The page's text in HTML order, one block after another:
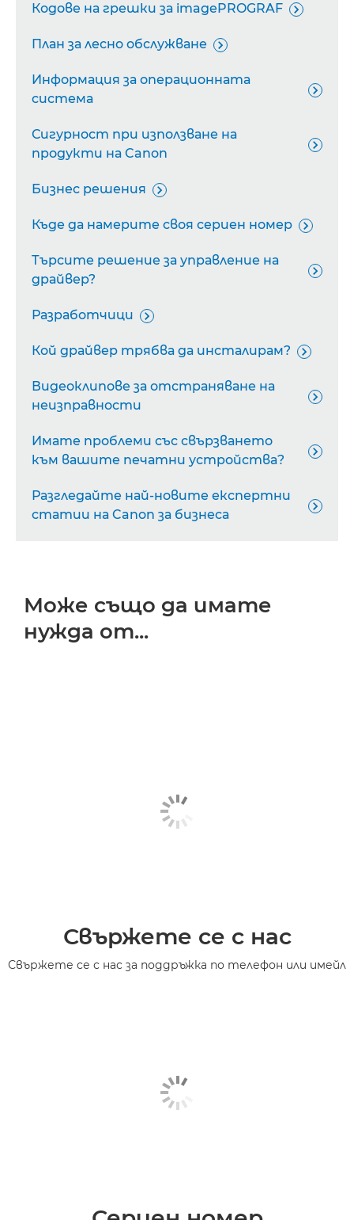
Кодове на грешки за imagePROGRAF 
План за лесно обслужване 
Информация за операционната
система

Сигурност при използване на
продукти на Canon

Бизнес решения 
Къде да намерите своя сериен номер 
Търсите решение за управление на
драйвер?

Разработчици 
Кой драйвер трябва да инсталирам? 
Видеоклипове за отстраняване на
неизправности

Имате проблеми със свързването
към вашите печатни устройства?

Разгледайте най-новите експертни
статии на Canon за бизнеса

Може също да имате
нужда от...
Свържете се с нас
Свържете се с нас за поддръжка по телефон или имейл